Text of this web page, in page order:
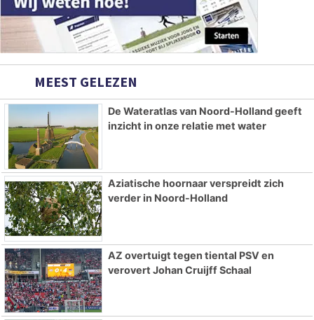
MEEST GELEZEN
De Wateratlas van Noord-Holland geeft
inzicht in onze relatie met water
Aziatische hoornaar verspreidt zich
verder in Noord-Holland
AZ overtuigt tegen tiental PSV en
verovert Johan Cruijff Schaal